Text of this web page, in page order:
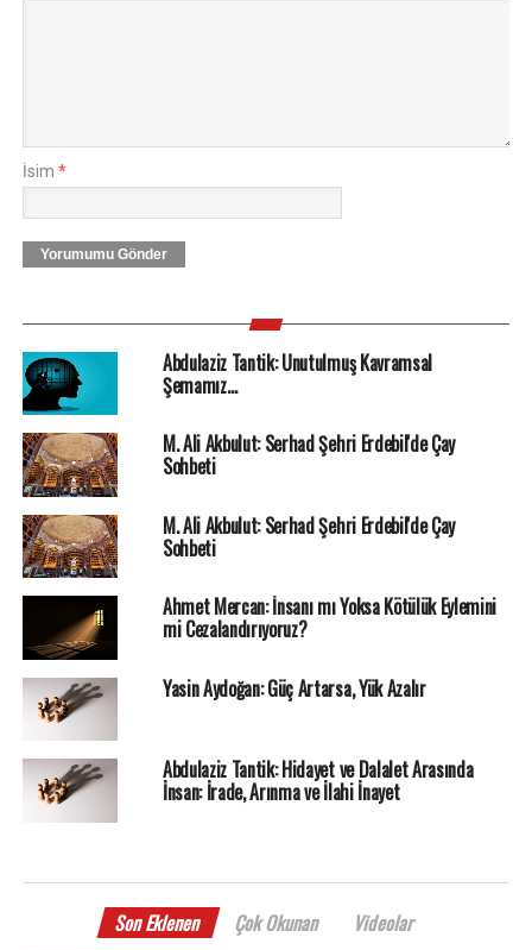
İsim *
Yorumumu Gönder
Abdulaziz Tantik: Unutulmuş Kavramsal
Şemamız…
M. Ali Akbulut: Serhad Şehri Erdebil'de Çay
Sohbeti
M. Ali Akbulut: Serhad Şehri Erdebil'de Çay
Sohbeti
Ahmet Mercan: İnsanı mı Yoksa Kötülük Eylemini
mi Cezalandırıyoruz?
Yasin Aydoğan: Güç Artarsa, Yük Azalır
Abdulaziz Tantik: Hidayet ve Dalalet Arasında
İnsan: İrade, Arınma ve İlahi İnayet
Son Eklenen Çok Okunan Videolar